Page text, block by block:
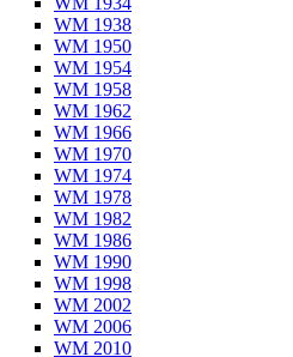
WM 1938
WM 1950
WM 1954
WM 1958
WM 1962
WM 1966
WM 1970
WM 1974
WM 1978
WM 1982
WM 1986
WM 1990
WM 1998
WM 2002
WM 2006
WM 2010